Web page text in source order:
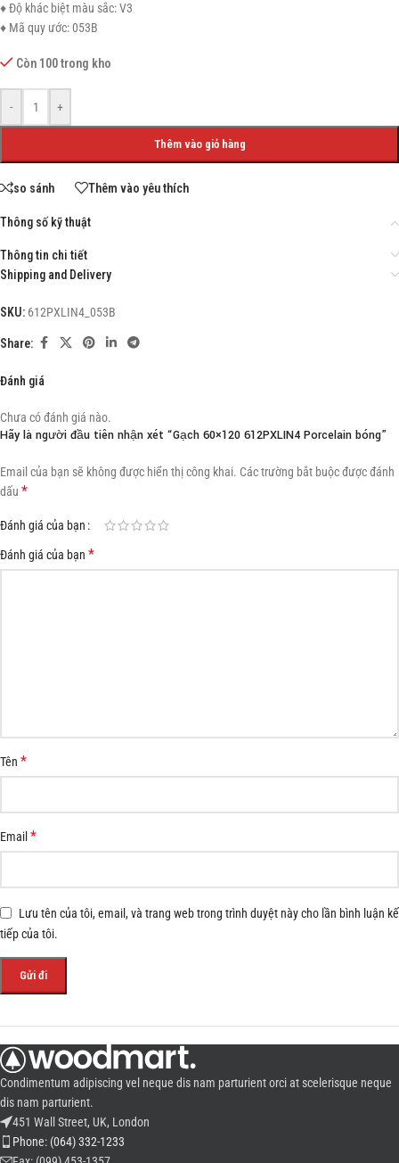
♦ Độ khác biệt màu sắc: V3
♦ Mã quy ước: 053B
Còn 100 trong kho
- +
Thêm vào giỏ hàng
so sánh Thêm vào yêu thích
Thông số kỹ thuật
Thông tin chi tiết
Shipping and Delivery
SKU: 612PXLIN4_053B
Share:
Đánh giá
Chưa có đánh giá nào.
Hãy là người đầu tiên nhận xét “Gạch 60×120 612PXLIN4 Porcelain bóng”
Email của bạn sẽ không được hiển thị công khai. Các trường bắt buộc được đánh
dấu *
Đánh giá của bạn
Đánh giá của bạn *
Tên *
Email *
Lưu tên của tôi, email, và trang web trong trình duyệt này cho lần bình luận kế
tiếp của tôi.
Condimentum adipiscing vel neque dis nam parturient orci at scelerisque neque
dis nam parturient.
451 Wall Street, UK, London
Phone: (064) 332-1233